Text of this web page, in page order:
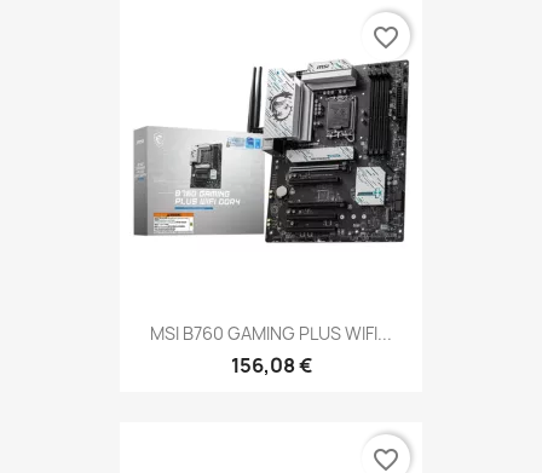
MSI B760 GAMING PLUS WIFI...
156,08 €
favorite_border
favorite_border